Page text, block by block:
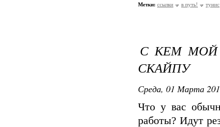
Метки: ссылки в путь! тунис
С КЕМ МОЙ
СКАЙПУ
Среда, 01 Марта
Что у вас
работы? Идут